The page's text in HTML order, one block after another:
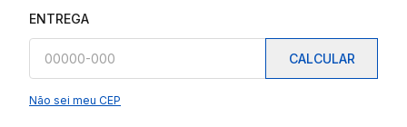
ENTREGA
CALCULAR
Não sei meu CEP